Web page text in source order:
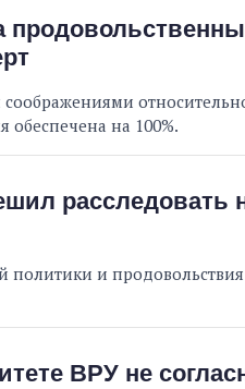
обеспечена на 100%.
расследовать
политики и
ВРУ не